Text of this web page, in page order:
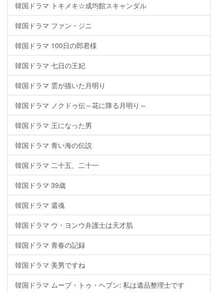
韓国ドラマ トキメキ☆成均館スキャンダル
韓国ドラマ ファン・ジニ
韓国ドラマ 100日の郎君様
韓国ドラマ 七日の王妃
韓国ドラマ 雲が描いた月明り
韓国ドラマ ノクドゥ伝～花に降る月明り～
韓国ドラマ 王になった男
韓国ドラマ 青い海の伝説
韓国ドラマ 二十五、二十一
韓国ドラマ 39歳
韓国ドラマ 還魂
韓国ドラマ ウ・ヨンウ弁護士は天才肌
韓国ドラマ 青春の記録
韓国ドラマ 美男ですね
韓国ドラマ ムーブ・トゥ・ヘブン: 私は遺品整理士です